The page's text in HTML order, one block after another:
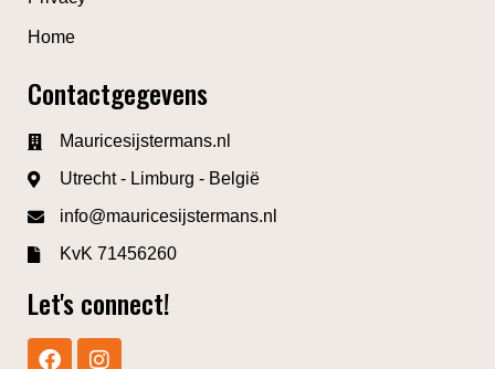
Home
Contactgegevens
Mauricesijstermans.nl
Utrecht - Limburg - België
info@mauricesijstermans.nl
KvK 71456260
Let's connect!